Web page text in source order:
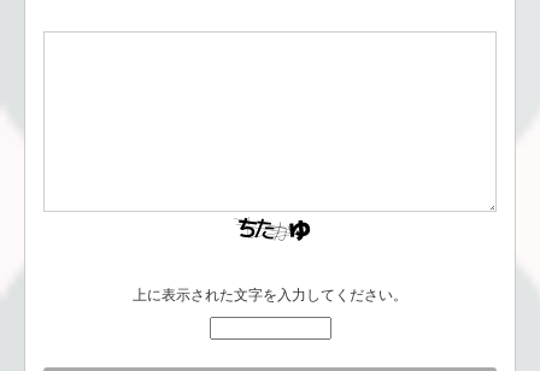
上に表示された文字を入力してください。